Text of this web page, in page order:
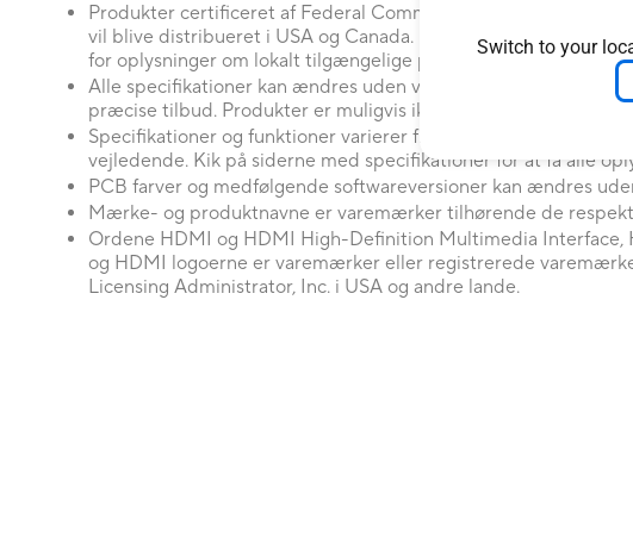
Switch to your
Produkter certificeret af Federal Communications Commission
vil blive distribueret i USA og Canada. Besøg ASUS's websites
for oplysninger om lokalt tilgængelige produkter.
Alle specifikationer kan ændres uden varsel. Spørg din
præcise tilbud. Produkter er muligvis ikke til rådighed overalt.
Specifikationer og funktioner varierer fra model til model, og
vejledende. Kik på siderne med specifikationer for at få alle
PCB farver og medfølgende softwareversioner kan ændres
Mærke- og produktnavne er varemærker tilhørende de
Ordene HDMI og HDMI High-Definition Multimedia Interface,
og HDMI logoerne er varemærker eller registrerede
Licensing Administrator, Inc. i USA og andre lande.